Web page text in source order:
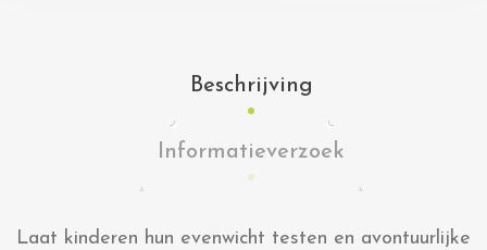
Beschrijving
Informatieverzoek
Laat kinderen hun evenwicht testen en avontuurlijke